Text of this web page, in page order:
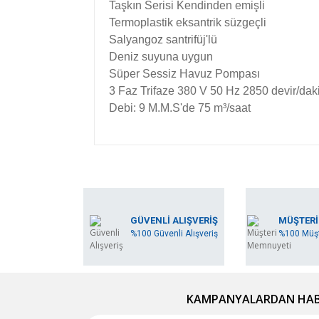
Taşkın Serisi Kendinden emişli
Termoplastik eksantrik süzgeçli
Salyangoz santrifüj'lü
Deniz suyuna uygun
Süper Sessiz Havuz Pompası
3 Faz Trifaze 380 V 50 Hz 2850 devir/
Debi: 9 M.M.S'de 75 m³/saat
Ürün resmi kalitesiz, bozuk veya
Ürün açıklamasında eksik bilgiler bulunuyor.
Bu ürüne benzer farklı alternatifler olmalı.
GÜVENLİ ALIŞVERİŞ
%100 Güvenli Alışveriş %100
KAMPANYALARDAN